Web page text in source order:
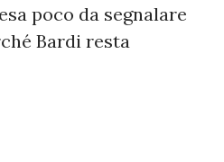
poco da segnalare
Bardi resta